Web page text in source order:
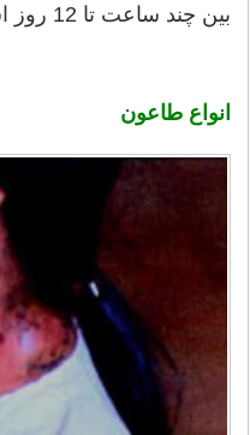
بین چند ساعت تا 12 روز است.
انواع طاعون